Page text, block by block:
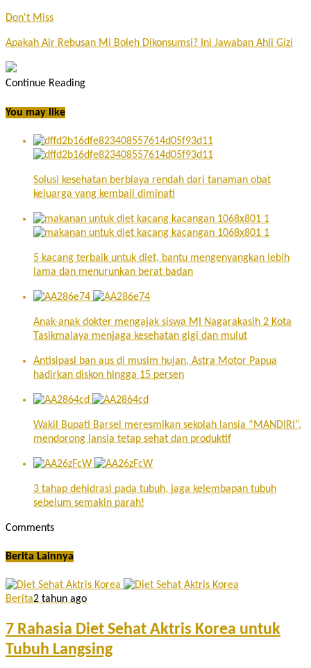
Don't Miss
Apakah Air Rebusan Mi Boleh Dikonsumsi? Ini Jawaban Ahli Gizi
Continue Reading
You may like
Solusi kesehatan berbiaya rendah dari tanaman obat
keluarga yang kembali diminati
5 kacang terbaik untuk diet, bantu mengenyangkan lebih
lama dan menurunkan berat badan
Anak-anak dokter mengajak siswa MI Nagarakasih 2 Kota
Tasikmalaya menjaga kesehatan gigi dan mulut
Antisipasi ban aus di musim hujan, Astra Motor Papua
hadirkan diskon hingga 15 persen
Wakil Bupati Barsel meresmikan sekolah lansia “MANDIRI”,
mendorong lansia tetap sehat dan produktif
3 tahap dehidrasi pada tubuh, jaga kelembapan tubuh
sebelum semakin parah!
Comments
Berita Lainnya
Berita2 tahun ago
7 Rahasia Diet Sehat Aktris Korea untuk
Tubuh Langsing